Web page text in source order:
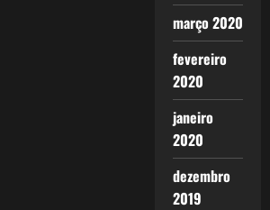
março 2020
fevereiro
2020
janeiro
2020
dezembro
2019